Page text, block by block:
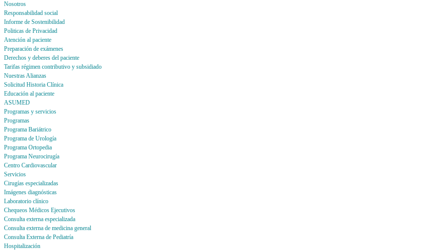
Nosotros
Responsabilidad social
Informe de Sostenibilidad
Politicas de Privacidad
Atención al paciente
Preparación de exámenes
Derechos y deberes del paciente
Tarifas régimen contributivo y subsidiado
Nuestras Alianzas
Solicitud Historia Clínica
Educación al paciente
ASUMED
Programas y servicios
Programas
Programa Bariátrico
Programa de Urología
Programa Ortopedia
Programa Neurocirugía
Centro Cardiovascular
Servicios
Cirugías especializadas
Imágenes diagnósticas
Laboratorio clínico
Chequeos Médicos Ejecutivos
Consulta externa especializada
Consulta externa de medicina general
Consulta Externa de Pediatría
Hospitalización